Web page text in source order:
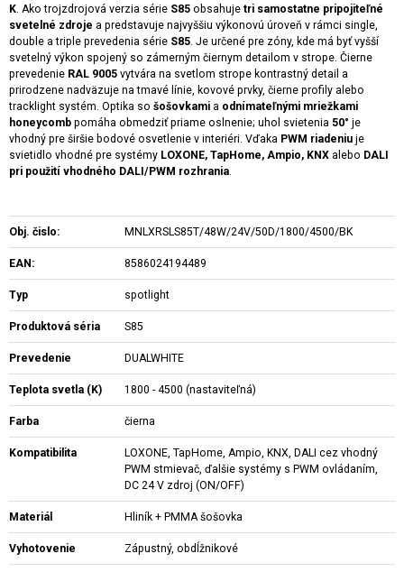
K . Ako trojzdrojová verzia série S85 obsahuje tri samostatne pripojiteľné
svetelné zdroje a predstavuje najvyššiu výkonovú úroveň v rámci single,
double a triple prevedenia série S85 . Je určené pre zóny, kde má byť vyšší
svetelný výkon spojený so zámerným čiernym detailom v strope. Čierne
prevedenie RAL 9005 vytvára na svetlom strope kontrastný detail a
prirodzene nadväzuje na tmavé línie, kovové prvky, čierne profily alebo
tracklight systém. Optika so šošovkami a odnímateľnými mriežkami
honeycomb pomáha obmedziť priame oslnenie; uhol svietenia 50° je
vhodný pre širšie bodové osvetlenie v interiéri. Vďaka PWM riadeniu je
svietidlo vhodné pre systémy LOXONE, TapHome, Ampio, KNX alebo DALI
pri použití vhodného DALI/PWM rozhrania
Obj. čislo: MNLXRSLS85T/48W/24V/50D/1800/4500/BK
EAN: 8586024194489
Typ spotlight
Produktová séria S85
Prevedenie DUALWHITE
Teplota svetla (K) 1800 - 4500 (nastaviteľná)
Farba čierna
Kompatibilita
LOXONE, TapHome, Ampio, KNX, DALI cez vhodný
PWM stmievač, ďalšie systémy s PWM ovládaním,
DC 24 V zdroj (ON/OFF)
Materiál Hliník + PMMA šošovka
Vyhotovenie Zápustný, obdĺžnikové